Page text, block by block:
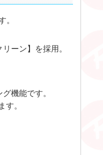
。
ーン】を採用。
機能です。
す。